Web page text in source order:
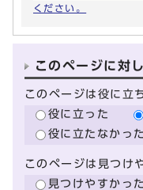
ください。
このページに対
このページは役に立
役に立った
役に立たなかった
このページは見つけ
見つけやすかった